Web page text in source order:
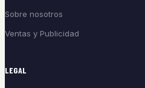
Sobre nosotros
Ventas y Publicidad
LEGAL